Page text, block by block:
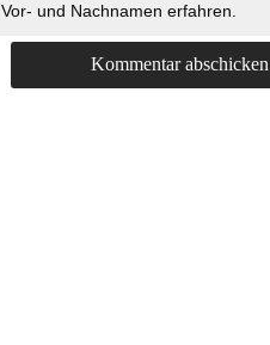
Vor- und Nachnamen erfahren.